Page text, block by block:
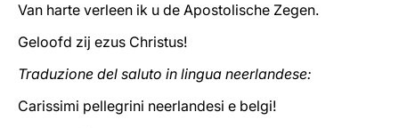
Van harte verleen ik u de Apostolische Zegen.
Geloofd zij ezus Christus!
Traduzione del saluto in lingua neerlandese:
Carissimi pellegrini neerlandesi e belgi!